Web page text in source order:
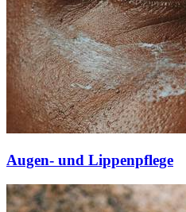
Augen- und Lippenpflege